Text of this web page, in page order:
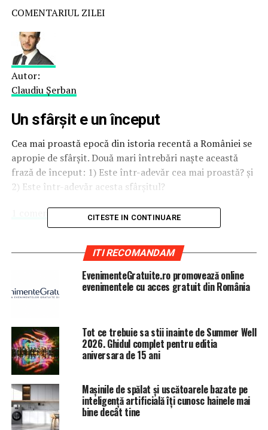
COMENTARIUL ZILEI
Autor:
Claudiu Șerban
Un sfârșit e un început
Cea mai proastă epocă din istoria recentă a României se
apropie de sfârșit. Două mari întrebări naște această
frază de început: 1) Este într-adevăr cea mai proastă? și
2) Este într-adevăr acesta sfârșitul?
1 comentarii
Tănase Stamule
strategică a României
Fiecare țară caută să își găsească punctele forte pentru
a fi competitivă pe piața internațională. SUA au industria
filmului, companiile Tech sau industria de apărare,
Germania are industria auto și industria chimică, Olanda
are serviciile portuare și industria alimentară, Franța are
CITESTE IN CONTINUARE
ITI RECOMANDAM
EvenimenteGratuite.ro promovează online
evenimentele cu acces gratuit din România
Tot ce trebuie sa stii inainte de Summer Well
2026. Ghidul complet pentru editia
aniversara de 15 ani
Mașinile de spălat și uscătoarele bazate pe
inteligență artificială îți cunosc hainele mai
bine decât tine